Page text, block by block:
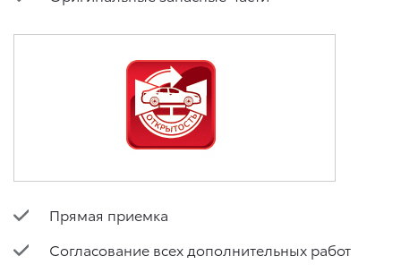
Прямая приемка
Согласование всех дополнительных работ